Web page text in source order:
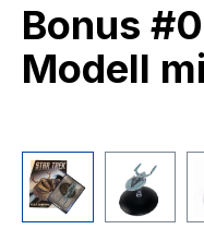
Bonus
Modell